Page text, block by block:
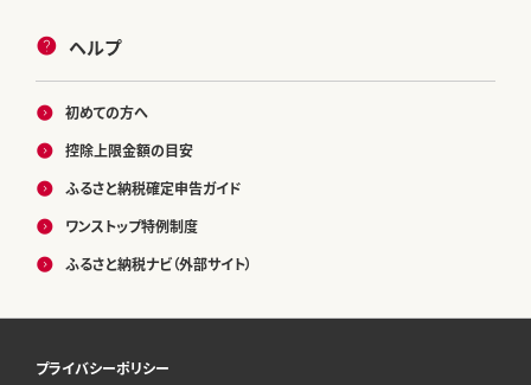
ヘルプ
初めての方へ
控除上限金額の目安
ふるさと納税確定申告ガイド
ワンストップ特例制度
ふるさと納税ナビ（外部サイト）
プライバシーポリシー